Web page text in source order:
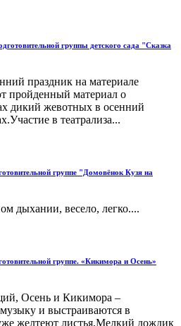
группы детского сада "Сказка
праздник на материале
пройденный материал о
дикий жевотных в осенний
в театрализа...
группе "Домовёнок Кузя на
дыхании, весело, легко....
группе. «Кикимора и Осень»
Осень и Кикимора –
и выстраиваются в
желтеют листья,Мелкий дождик